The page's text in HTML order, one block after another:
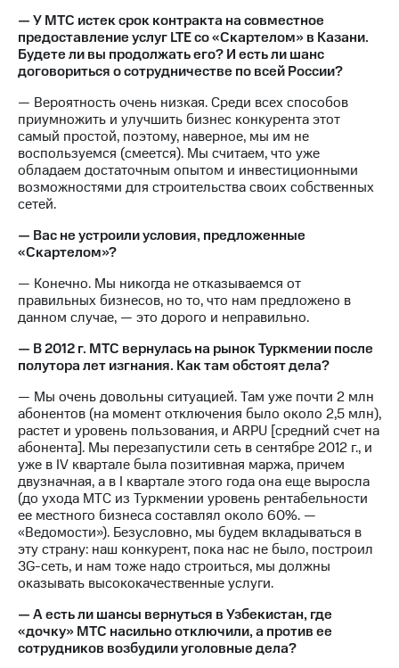
— У МТС истек срок контракта на совместное
предоставление услуг LTE со «Скартелом» в Казани.
Будете ли вы продолжать его? И есть ли шанс
договориться о сотрудничестве по всей России?
— Вероятность очень низкая. Среди всех способов
приумножить и улучшить бизнес конкурента этот
самый простой, поэтому, наверное, мы им не
воспользуемся (смеется). Мы считаем, что уже
обладаем достаточным опытом и инвестиционными
возможностями для строительства своих собственных
сетей.
— Вас не устроили условия, предложенные
«Скартелом»?
— Конечно. Мы никогда не отказываемся от
правильных бизнесов, но то, что нам предложено в
данном случае, — это дорого и неправильно.
— В 2012 г. МТС вернулась на рынок Туркмении после
полутора лет изгнания. Как там обстоят дела?
— Мы очень довольны ситуацией. Там уже почти 2 млн
абонентов (на момент отключения было около 2,5 млн),
растет и уровень пользования, и ARPU [средний счет на
абонента]. Мы перезапустили сеть в сентябре 2012 г., и
уже в IV квартале была позитивная маржа, причем
двузначная, а в I квартале этого года она еще выросла
(до ухода МТС из Туркмении уровень рентабельности
ее местного бизнеса составлял около 60%. —
«Ведомости»). Безусловно, мы будем вкладываться в
эту страну: наш конкурент, пока нас не было, построил
3G-сеть, и нам тоже надо строиться, мы должны
оказывать высококачественные услуги.
— А есть ли шансы вернуться в Узбекистан, где
«дочку» МТС насильно отключили, а против ее
сотрудников возбудили уголовные дела?